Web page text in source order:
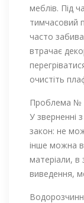
меблів. Під
тимчасовий
часто
втрачає
очистіть
Проблема №
У зверненні
закон: не
інше можна
матеріали, в
виведення,